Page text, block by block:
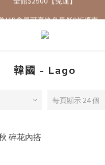
VIP會員可享終身最低9折優惠
8/20 CUBi 收藏季全館買二送一
韓國 - Lago
每頁顯示 24 個